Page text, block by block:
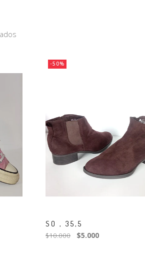
-50%
SO , 35,5
$10.000 $5.000